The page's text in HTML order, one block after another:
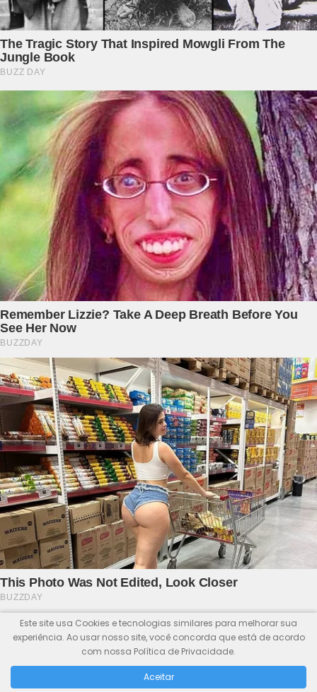
Este site usa Cookies e tecnologias similares para melhorar sua
experiência. Ao usar nosso site, você concorda que está de acordo
com nossa Política de Privacidade.
Aceitar